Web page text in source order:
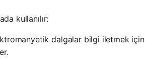
kullanılır:
dalgalar bilgi iletmek için